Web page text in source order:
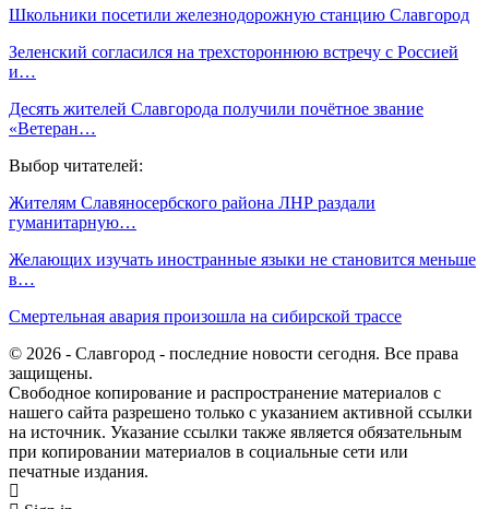
Школьники посетили железнодорожную станцию Славгород
Зеленский согласился на трехстороннюю встречу с Россией
и…
Десять жителей Славгорода получили почётное звание
«Ветеран…
Выбор читателей:
Жителям Славяносербского района ЛНР раздали
гуманитарную…
Желающих изучать иностранные языки не становится меньше
в…
Смертельная авария произошла на сибирской трассе
© 2026 - Славгород - последние новости сегодня. Все права
защищены.
Свободное копирование и распространение материалов с
нашего сайта разрешено только с указанием активной ссылки
на источник. Указание ссылки также является обязательным
при копировании материалов в социальные сети или
печатные издания.